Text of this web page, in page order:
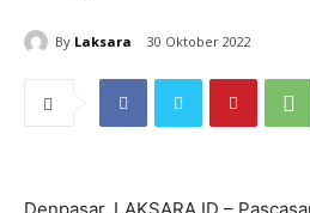
By Laksara 30 Oktober 2022